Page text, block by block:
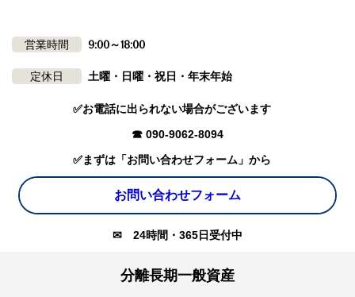
営業時間 9:00～18:00
定休日 土曜・日曜・祝日・年末年始
✅お電話に出られない場合がございます
☎ 090-9062-8094
✅まずは「お問い合わせフォーム」から
お問い合わせフォーム
✉ 24時間・365日受付中
分離長期一般資産